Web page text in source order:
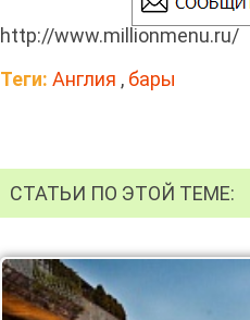
http://www.millionmenu.ru/
Теги: Англия , бары
СТАТЬИ ПО ЭТОЙ ТЕМЕ: